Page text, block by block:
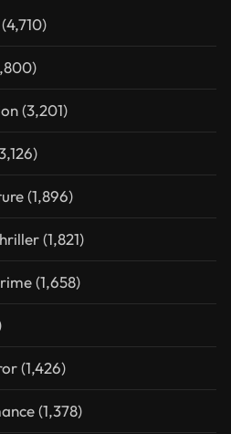
(4,710)
(3,201)
(1,896)
(1,821)
(1,658)
(1,426)
(1,378)